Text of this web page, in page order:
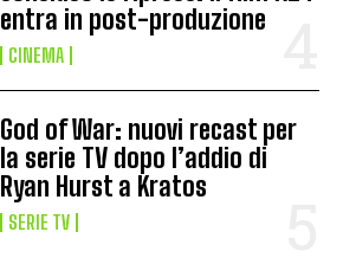
entra in post-produzione
CINEMA
God of War: nuovi recast per
la serie TV dopo l’addio di
Ryan Hurst a Kratos
SERIE TV